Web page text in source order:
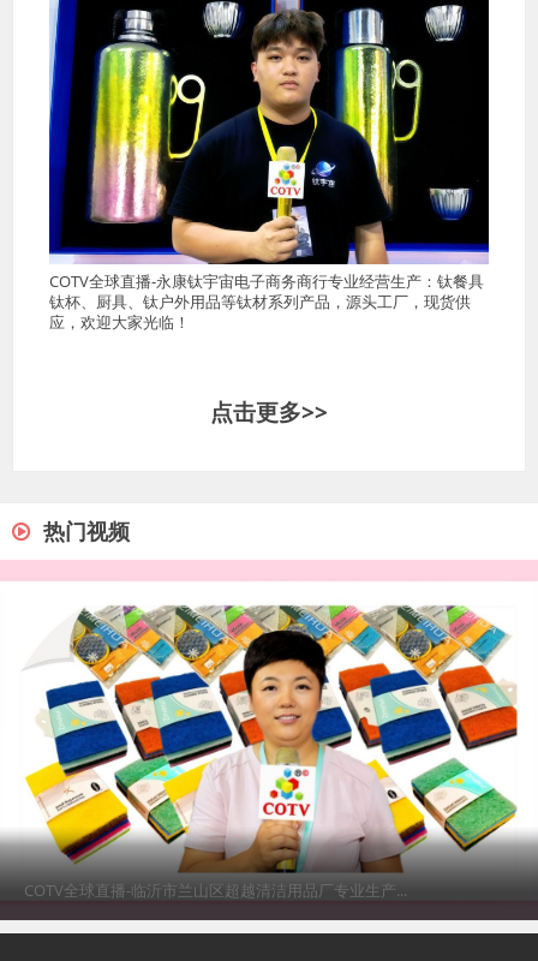
COTV全球直播-永康钛宇宙电子商务商行专业经营生产：钛餐具
钛杯、厨具、钛户外用品等钛材系列产品，源头工厂，现货供
应，欢迎大家光临！
点击更多>>
热门视频
COTV全球直播-揭阳市榕城区三个仔餐具厂专业生产不...